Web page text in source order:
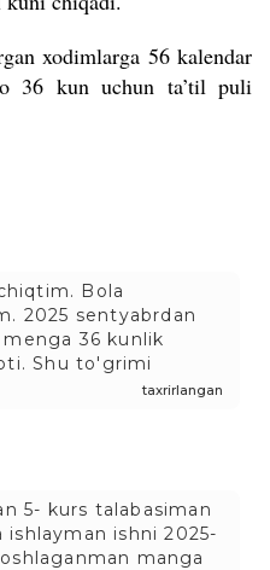
xodimlarga 56 kalendar
36 kun uchun ta’til puli
Bola
2025 sentyabrdan
36 kunlik
Shu to'grimi
taxrirlangan
5- kurs talabasiman
ishlayman ishni 2025-
manga